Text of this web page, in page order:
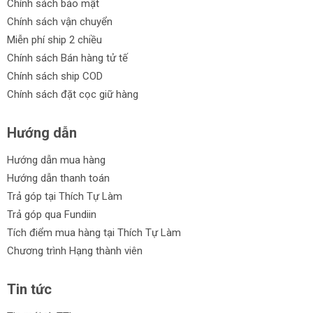
người dùng.
Các thương hiệu của Thước cặp
Thước cặp Kingblue
Thước cặp Cmart
Thước cặp Ingco
Thước cặp Total
Thước cặp Truper
Thước cặp Tolsen
Thước cặp Meifeng
Chất lượng cao.
Chính sách bảo mật
Chính sách vận chuyển
Miễn phí ship 2 chiều
Chính sách Bán hàng tử tế
Chính sách ship COD
Chính sách đặt cọc giữ hàng
Hướng dẫn
Hướng dẫn mua hàng
Hướng dẫn thanh toán
Trả góp tại Thích Tự Làm
Trả góp qua Fundiin
Tích điểm mua hàng tại Thích Tự Làm
Chương trình Hạng thành viên
Tin tức